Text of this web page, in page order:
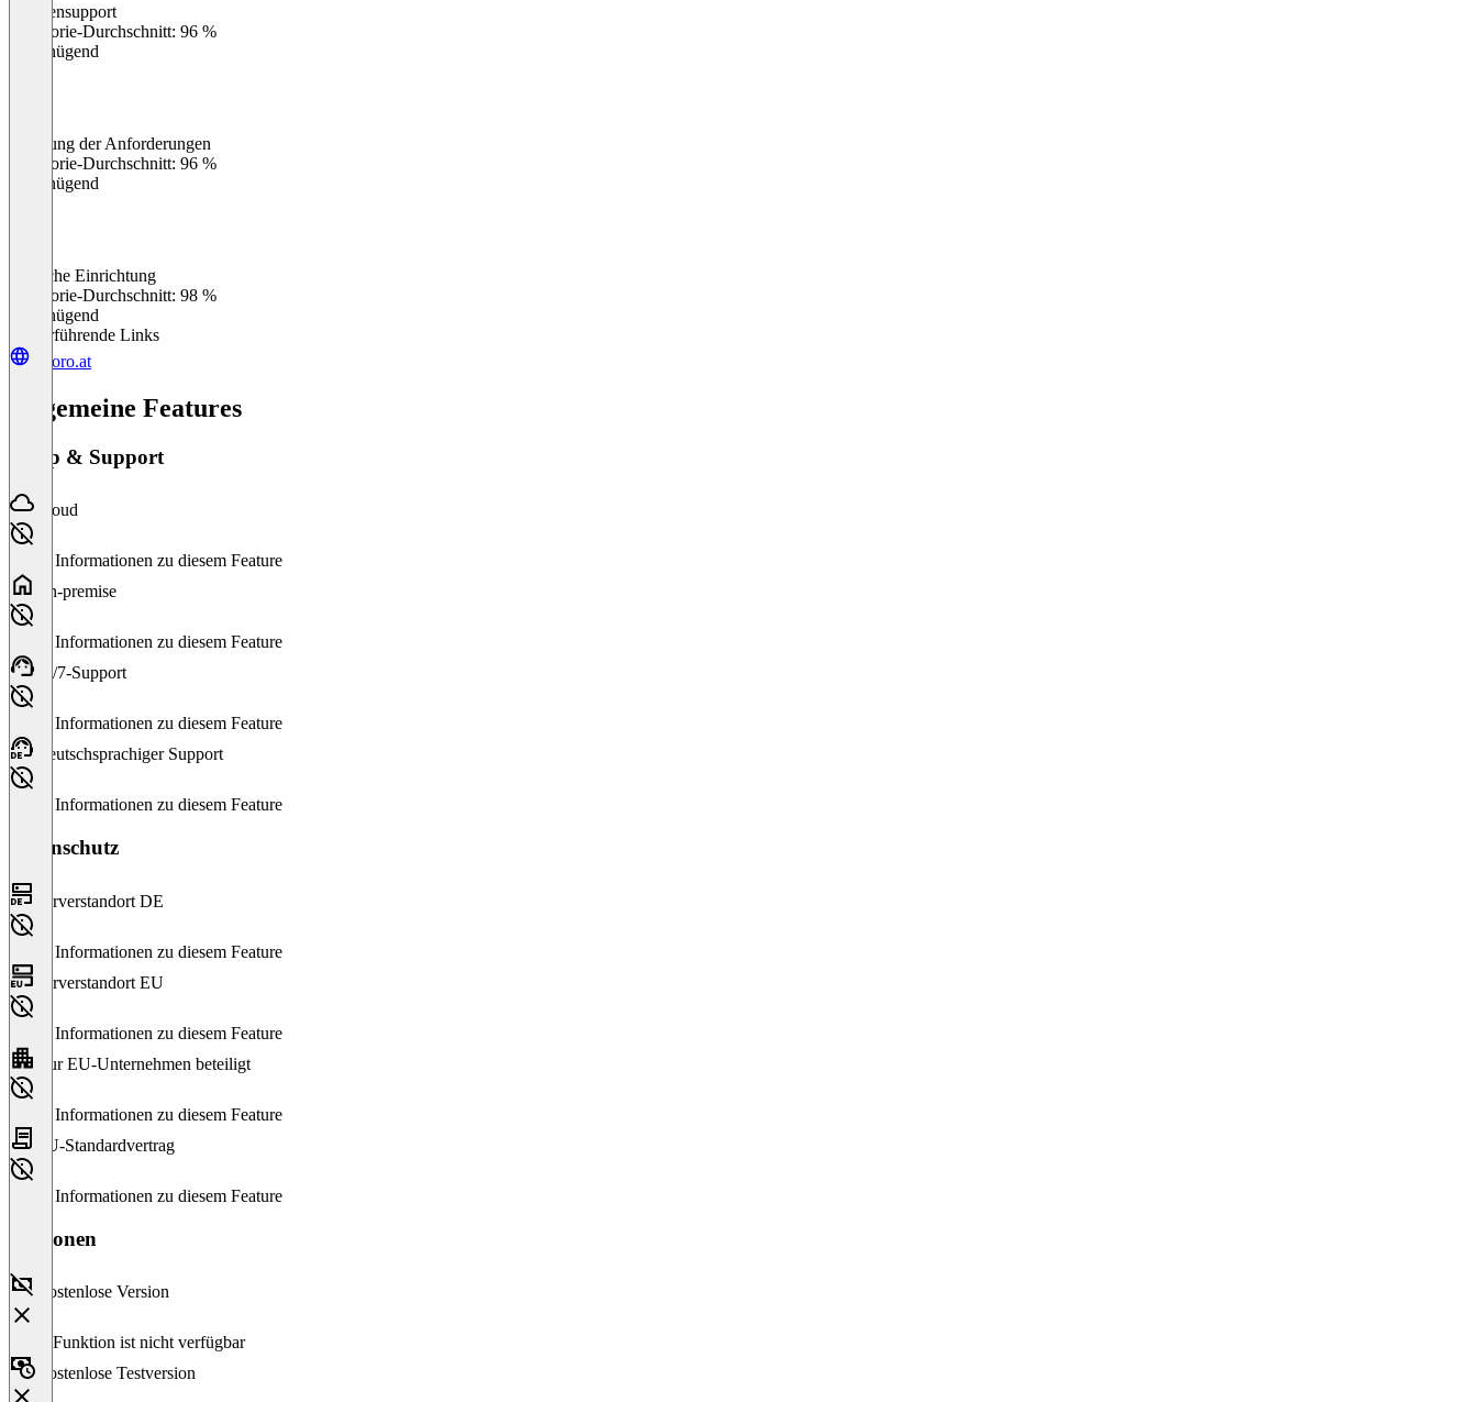
Kundensupport
Kategorie-Durchschnitt: 96 %
Ungenügend
Erfüllung der Anforderungen
Kategorie-Durchschnitt: 96 %
Ungenügend
Einfache Einrichtung
Kategorie-Durchschnitt: 98 %
Ungenügend
Weiterführende Links
veloro.at
Allgemeine Features
Setup & Support
Cloud
Keine Informationen zu diesem Feature
On-premise
Keine Informationen zu diesem Feature
24/7-Support
Keine Informationen zu diesem Feature
Deutschsprachiger Support
Keine Informationen zu diesem Feature
Datenschutz
Serverstandort DE
Keine Informationen zu diesem Feature
Serverstandort EU
Keine Informationen zu diesem Feature
Nur EU-Unternehmen beteiligt
Keine Informationen zu diesem Feature
EU-Standardvertrag
Keine Informationen zu diesem Feature
Versionen
Kostenlose Version
Diese Funktion ist nicht verfügbar
Kostenlose Testversion